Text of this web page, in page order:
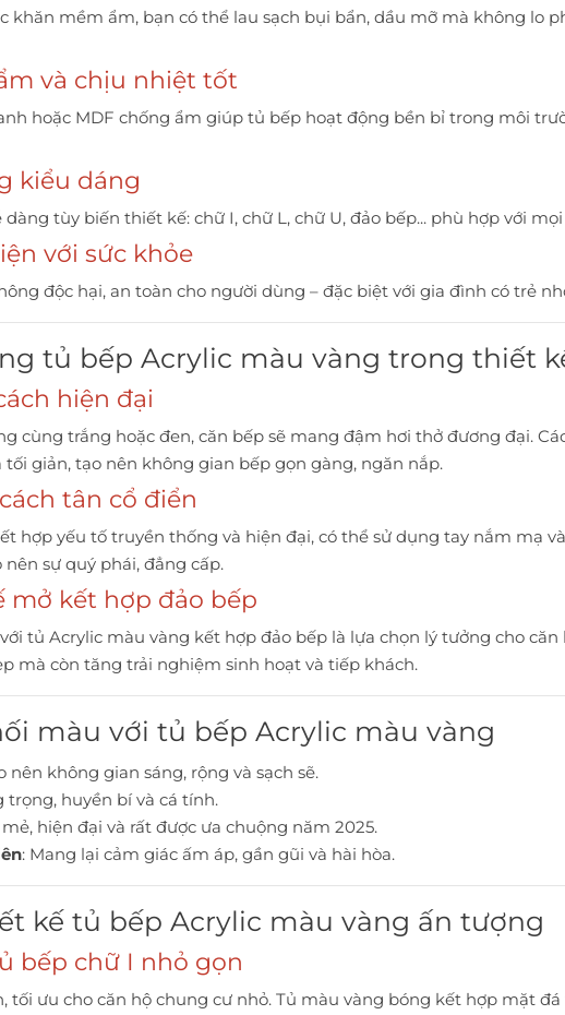
khăn mềm ẩm, bạn có thể lau sạch bụi bẩn, dầu mỡ mà không lo
và chịu nhiệt tốt
hoặc MDF chống ẩm giúp tủ bếp hoạt động bền bỉ trong môi
kiểu dáng
dàng tùy biến thiết kế: chữ I, chữ L, chữ U, đảo bếp... phù hợp với
với sức khỏe
độc hại, an toàn cho người dùng – đặc biệt với gia đình có trẻ
tủ bếp Acrylic màu vàng trong thiết
hiện đại
cùng trắng hoặc đen, căn bếp sẽ mang đậm hơi thở đương đại.
giản, tạo nên không gian bếp gọn gàng, ngăn nắp.
tân cổ điển
hợp yếu tố truyền thống và hiện đại, có thể sử dụng tay nắm mạ
sự quý phái, đẳng cấp.
mở kết hợp đảo bếp
tủ Acrylic màu vàng kết hợp đảo bếp là lựa chọn lý tưởng cho
mà còn tăng trải nghiệm sinh hoạt và tiếp khách.
màu với tủ bếp Acrylic màu vàng
nên không gian sáng, rộng và sạch sẽ.
trọng, huyền bí và cá tính.
mẻ, hiện đại và rất được ưa chuộng năm 2025.
: Mang lại cảm giác ấm áp, gần gũi và hài hòa.
kế tủ bếp Acrylic màu vàng ấn tượng
bếp chữ I nhỏ gọn
tối ưu cho căn hộ chung cư nhỏ. Tủ màu vàng bóng kết hợp mặt